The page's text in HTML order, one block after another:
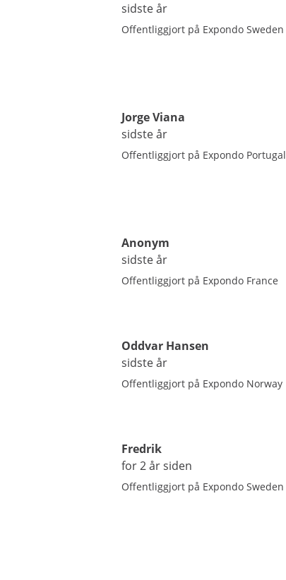
sidste år
Offentliggjort på Expondo Sweden
Jorge Viana
sidste år
Offentliggjort på Expondo Portugal
Anonym
sidste år
Offentliggjort på Expondo France
Oddvar Hansen
sidste år
Offentliggjort på Expondo Norway
Fredrik
for 2 år siden
Offentliggjort på Expondo Sweden